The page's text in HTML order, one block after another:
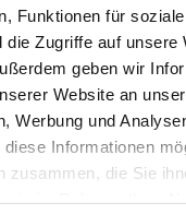
Funktionen für
die Zugriffe auf unsere
geben wir
Website an
Werbung und
diese Informationen
zusammen, die Sie